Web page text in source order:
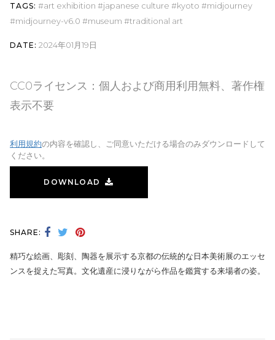
TAGS: art exhibition japanese culture kyoto
midjourney
midjourney-v6.0
museum traditional art
DATE: 2024年01月19日
CC0ライセンス：個人および商用利用無料、著作権
表示不要
利用規約の内容を確認し、ご同意いただける場合のみダウンロードして
ください。
DOWNLOAD
SHARE:
精巧な絵画、彫刻、陶器を展示する京都の伝統的な日本美術展のエッセ
ンスを捉えた写真。文化遺産に浸りながら作品を鑑賞する来場者の姿。